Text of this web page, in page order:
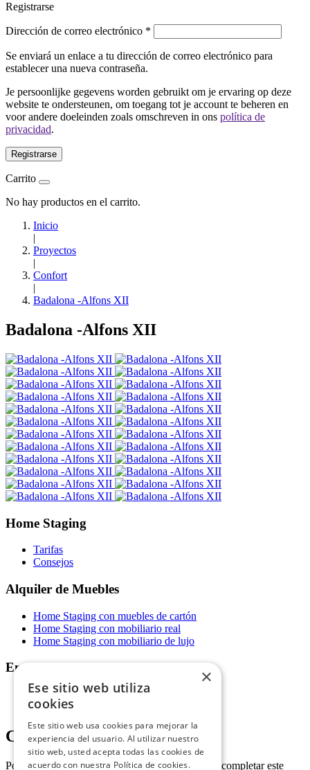
Registrarse
Dirección de correo electrónico *
Se enviará un enlace a tu dirección de correo electrónico para
establecer una nueva contraseña.
Je persoonlijke gegevens worden gebruikt om je ervaring op deze
website te ondersteunen, om toegang tot je account te beheren en
voor andere doeleinden zoals omschreven in ons política de
privacidad.
Registrarse
Carrito
No hay productos en el carrito.
Inicio
|
Proyectos
|
Confort
|
Badalona -Alfons XII
Badalona -Alfons XII
Home Staging
Tarifas
Consejos
Alquiler de Muebles
Home Staging con muebles de cartón
Home Staging con mobiliario real
Home Staging con mobiliario de lujo
Empresa
Política de devolución y abono
Condiciones generales de venta
CONTÁCTANOS
Por favor, activa JavaScript en tu navegador para completar este
×
Ese sitio web utiliza
cookies
Este sitio web usa cookies para mejorar la
experiencia del usuario. Al utilizar nuestro
sitio web, usted acepta todas las cookies de
acuerdo con nuestra Política de cookies.